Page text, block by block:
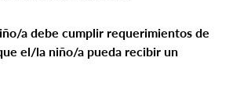
a debe cumplir requerimientos de
el/la niño/a pueda recibir un